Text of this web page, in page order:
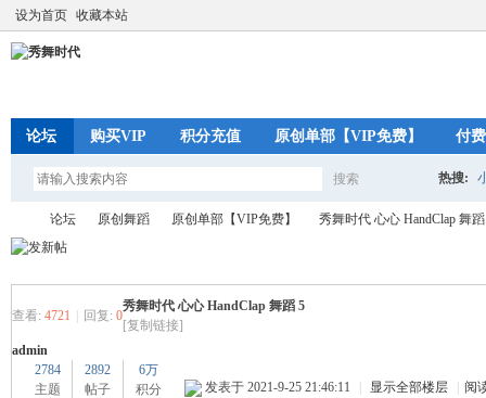
设为首页 收藏本站
论坛 购买VIP 积分充值 原创单部【VIP免费】 付
搜索
搜
热搜:
秀 »
论坛
›
原创舞蹈
›
原创单部【VIP免费】
›
秀舞时代 心心 HandClap 舞
查看: 4721 回复: 0
秀舞时代 心心 HandClap 舞蹈 5
[复制链接]
admin
2784
主题
2892
帖子
6万
积分
发表于 2021-9-25 21:46:11 显示全部楼层
阅